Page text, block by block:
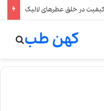
در خلق عطرهای لالیک
کهن طب